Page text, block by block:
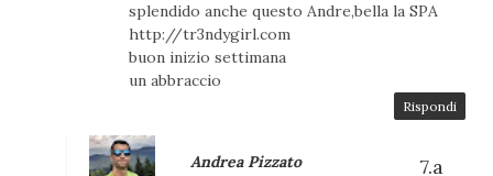
splendido anche questo Andre,bella la SPA
http://tr3ndygirl.com
buon inizio settimana
un abbraccio
Rispondi
Andrea Pizzato